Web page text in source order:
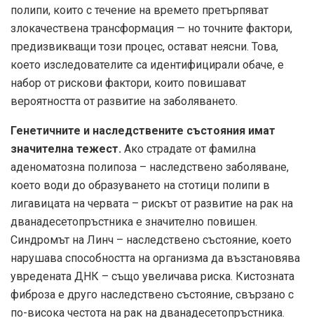
полипи, които с течение на времето претърпяват
злокачествена трансформация — но точните фактори,
предизвикващи този процес, остават неясни. Това,
което изследователите са идентифицирали обаче, е
набор от рискови фактори, които повишават
вероятността от развитие на заболяването.
Генетичните и наследствените състояния имат
значителна тежест. Ако страдате от фамилна
аденоматозна полипоза – наследствено заболяване,
което води до образуването на стотици полипи в
лигавицата на червата – рискът от развитие на рак на
дванадесетопръстника е значително повишен.
Синдромът на Линч – наследствено състояние, което
нарушава способността на организма да възстановява
увредената ДНК – също увеличава риска. Кистозната
фиброза е друго наследствено състояние, свързано с
по-висока честота на рак на дванадесетопръстника.